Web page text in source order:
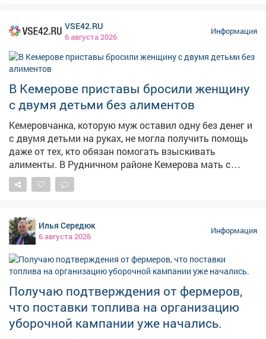
VSE42.RU
6 августа 2026
Информация
В Кемерове приставы бросили женщину
с двумя детьми без алиментов
Кемеровчанка, которую муж оставил одну без денег и
с двумя детьми на руках, не могла получить помощь
даже от тех, кто обязан помогать взыскивать
алименты. В Рудничном районе Кемерова мать с
двумя детьми не могла получить алименты от
бывшего супруга. Мать растит 9-летнего сына и 14-
платил,а силовики не принимали мер, сообщает в
четверг областная прокуратура. – Должностными
лицами службы судебных приставов своевременно не
приняты исчерпывающие меры, направленные на
взыскание задолженности, – сказали в прокуратуре.
главного управления приставов в регионе. В
результате исполнительные действия
активизировались, должностное лицо привлекли к
дисциплинарной ответственности, а с бывшего мужа
Илья Середюк
6 августа 2026
Информация
Получаю подтверждения от фермеров,
что поставки топлива на организацию
уборочной кампании уже начались.